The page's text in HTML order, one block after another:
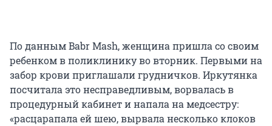
По данным Babr Mash, женщина пришла со своим
ребенком в поликлинику во вторник. Первыми на
забор крови приглашали грудничков. Иркутянка
посчитала это несправедливым, ворвалась в
процедурный кабинет и напала на медсестру:
«расцарапала ей шею, вырвала несколько клоков